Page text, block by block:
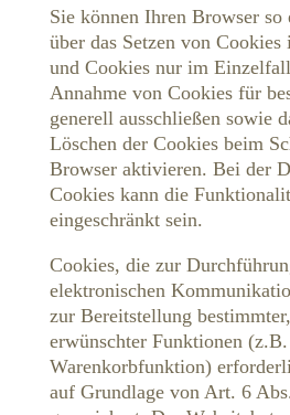
Sie können Ihren Browser so
über das Setzen von
und Cookies nur im
Annahme von Cookies für
generell ausschließen sowie
Löschen der Cookies beim
Browser aktivieren. Bei der
Cookies kann die
eingeschränkt sein.
Cookies, die zur
elektronischen
zur Bereitstellung
erwünschter Funktionen (z.B.
Warenkorbfunktion)
auf Grundlage von Art. 6